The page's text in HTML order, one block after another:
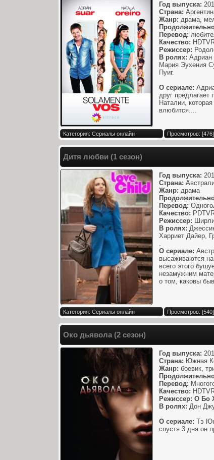
Год выпуска:
Страна:
Жанр: драма,
Перевод:
Качество:
Режиссер:
В ролях: Адриан
Мария Эухения
Пуиг.
О сериале:
друг предлагает
Наталии,
влюбится....
Категория: Сериалы онлайн Просмотров: [476]
Дитя любви (1 сезон)
Год выпуска:
Страна:
Жанр: драма
Перевод:
Качество:
Режиссер:
В ролях:
Харриет Дайер,
.
О сериале:
высаживаются
всего этого
незамужним
о том, каковы
Категория: Сериалы онлайн Просмотров: [540]
Око дьявола (2 сезон)
Год выпуска:
Страна: Южная
Жанр: боевик,
Перевод:
Качество:
Режиссер: О Бо
В ролях: Дон
О сериале: Тэ
спустя 3 дня он